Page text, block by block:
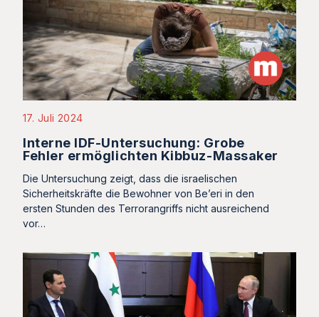
17. Juli 2024
Interne IDF-Untersuchung: Grobe
Fehler ermöglichten Kibbuz-Massaker
Die Untersuchung zeigt, dass die israelischen
Sicherheitskräfte die Bewohner von Be’eri in den
ersten Stunden des Terrorangriffs nicht ausreichend
vor…